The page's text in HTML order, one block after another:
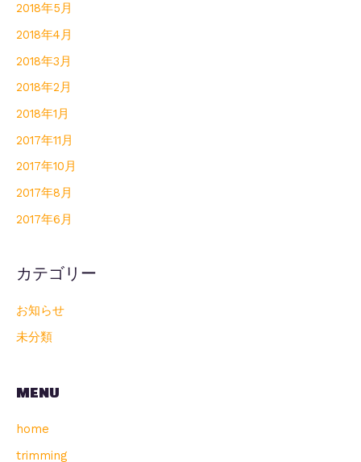
2018年5月
2018年4月
2018年3月
2018年2月
2018年1月
2017年11月
2017年10月
2017年8月
2017年6月
カテゴリー
お知らせ
未分類
MENU
home
trimming